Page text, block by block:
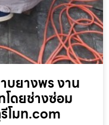
บยางพร งาน
โดยช่างซ่อม
โมท.com